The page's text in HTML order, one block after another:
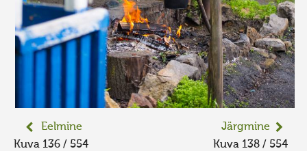
Eelmine
Kuva 136 / 554
Järgmine
Kuva 138 / 554